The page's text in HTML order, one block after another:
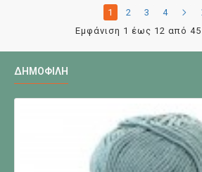
1 2 3
4
Εμφάνιση 1 έως 12 από
ΔΗΜΟΦΙΛΉ